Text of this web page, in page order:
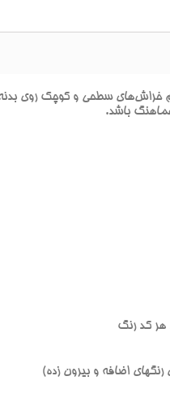
سطحي و کوچک روي بدنه
باشد.
کد رنگ